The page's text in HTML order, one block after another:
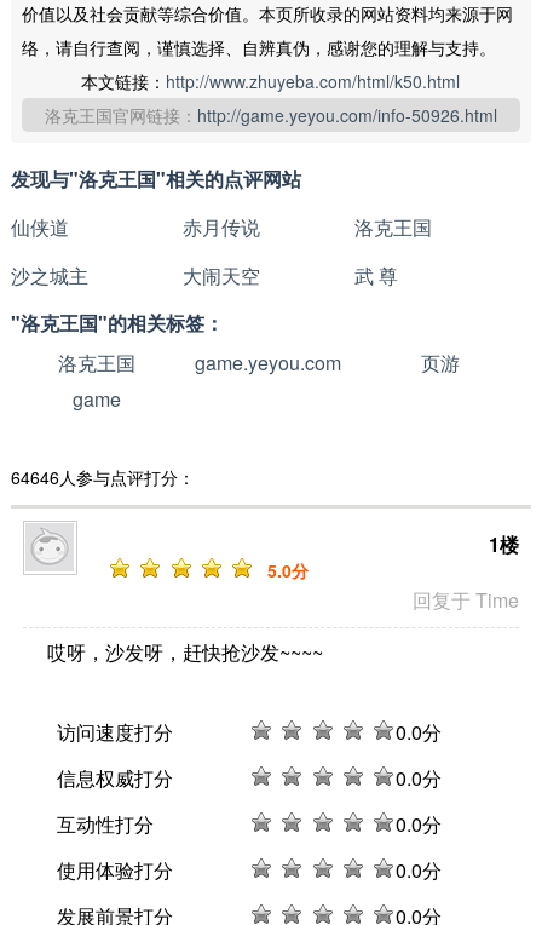
价值以及社会贡献等综合价值。本页所收录的网站资料均来源于网
络，请自行查阅，谨慎选择、自辨真伪，感谢您的理解与支持。
本文链接： http://www.zhuyeba.com/html/k50.html
洛克王国官网链接： http://game.yeyou.com/info-50926.html
发现与"洛克王国"相关的点评网站
仙侠道
赤月传说
洛克王国
沙之城主
大闹天空
武 尊
"洛克王国"的相关标签：
洛克王国
game.yeyou.com
页游
game
64646人参与点评打分：
回复于 Time
1楼
5.0分
哎呀，沙发呀，赶快抢沙发~~~~
访问速度打分 0.0分
信息权威打分
0.0分
互动性打分
0.0分
使用体验打分
0.0分
发展前景打分
0.0分